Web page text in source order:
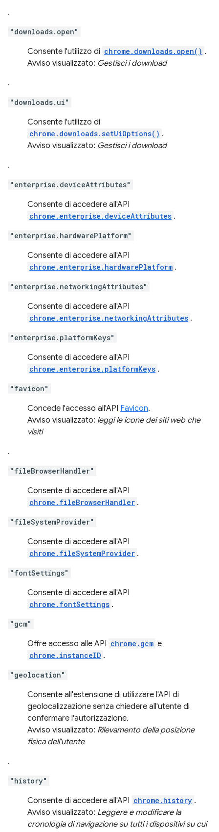
.
"downloads.open"
Consente l'utilizzo di chrome.downloads.open() .
Avviso visualizzato: Gestisci i download
.
"downloads.ui"
Consente l'utilizzo di
chrome.downloads.setUiOptions() .
Avviso visualizzato: Gestisci i download
.
"enterprise.deviceAttributes"
Consente di accedere all'API
chrome.enterprise.deviceAttributes .
"enterprise.hardwarePlatform"
Consente di accedere all'API
chrome.enterprise.hardwarePlatform .
"enterprise.networkingAttributes"
Consente di accedere all'API
chrome.enterprise.networkingAttributes .
"enterprise.platformKeys"
Consente di accedere all'API
chrome.enterprise.platformKeys .
"favicon"
Concede l'accesso all'API Favicon.
Avviso visualizzato: leggi le icone dei siti web che
visiti
.
"fileBrowserHandler"
Consente di accedere all'API
chrome.fileBrowserHandler .
"fileSystemProvider"
Consente di accedere all'API
chrome.fileSystemProvider .
"fontSettings"
Consente di accedere all'API
chrome.fontSettings .
"gcm"
Offre accesso alle API chrome.gcm e
chrome.instanceID .
"geolocation"
Consente all'estensione di utilizzare l'API di
geolocalizzazione senza chiedere all'utente di
confermare l'autorizzazione.
Avviso visualizzato: Rilevamento della posizione
fisica dell'utente
.
"history"
Consente di accedere all'API chrome.history .
Avviso visualizzato: Leggere e modificare la
cronologia di navigazione su tutti i dispositivi su cui